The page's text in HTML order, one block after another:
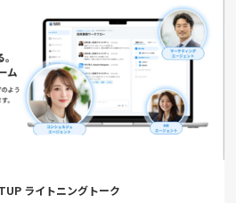
ライトニングトーク